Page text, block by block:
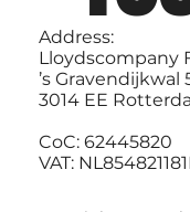
Address:
Lloydscompany
’s Gravendijkwal
3014 EE
CoC: 62445820
VAT: